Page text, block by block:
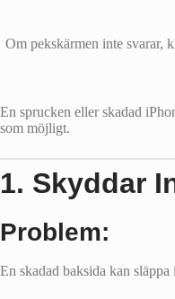
Om pekskärmen inte svarar,
En sprucken eller skadad
som möjligt.
1. Skyddar
Problem:
En skadad baksida kan släppa